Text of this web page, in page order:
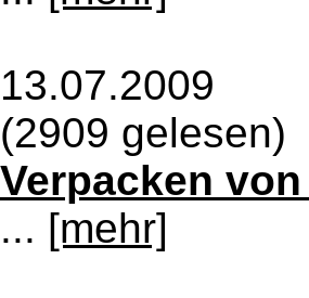
13.07.2009
(2909 gelesen)
Verpacken
... [mehr]